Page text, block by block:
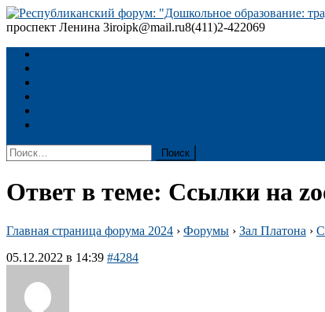
Skip
to
проспект Ленина 3iroipk@mail.ru8(411)2-422069
Найти:
Ответ в теме: Ссылки на
Главная страница форума 2024 › Форумы › Зал Платона ›
05.12.2022 в 14:39 #4284